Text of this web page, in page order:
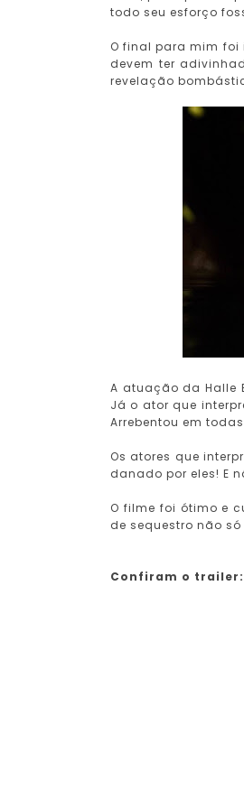
todo seu esforço
O final para mim foi
devem ter
revelação
A atuação da Halle
Já o ator que
Arrebentou em
Os atores que
danado por eles! E
O filme foi ótimo e
de sequestro não
Confiram o trailer: